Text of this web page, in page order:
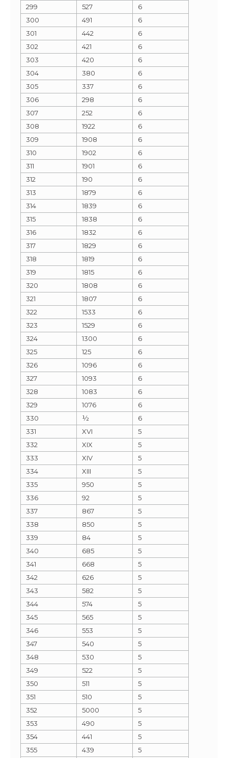
299 527
6
300
491
6
301
442
6
302
421
6
303
420
6
304
380
6
305
337
6
306
298
6
307
252
6
308
1922
6
309
1908
6
310
1902
6
311
1901
6
312
190
6
313
1879
6
314
1839
6
315
1838
6
316
1832
6
317
1829
6
318
1819
6
319
1815
6
320
1808
6
321
1807
6
322
1533
6
323
1529
6
324
1300
6
325
125
6
326
1096
6
327
1093
6
328
1083
6
329
1076
6
330
½
6
331
XVI
5
332
XIX
5
333
XIV
5
334
XIII
5
335
950
5
336
92
5
337
867
5
338
850
5
339
84
5
340
685
5
341
668
5
342
626
5
343
582
5
344
574
5
345
565
5
346
553
5
347
540
5
348
530
5
349
522
5
350
511
5
351
510
5
352
5000
5
353
490
5
354
441
5
355
439
5